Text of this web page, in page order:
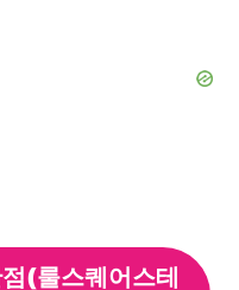
(룰스퀘어스테